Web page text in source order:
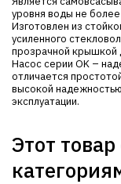
уровня воды не
Изготовлен из
усиленного
прозрачной крышкой
Насос серии OK –
отличается
высокой
эксплуатации.
Этот